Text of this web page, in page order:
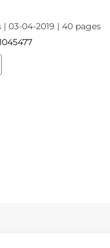
| 03-04-2019 | 40 pages